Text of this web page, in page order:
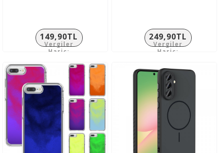
149,90TL
Vergiler
Hariç:
249,90TL
Vergiler
Hariç: